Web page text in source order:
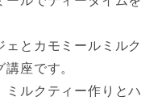
ェとカモミールミルク
座です。
ミルクティー作りとハ